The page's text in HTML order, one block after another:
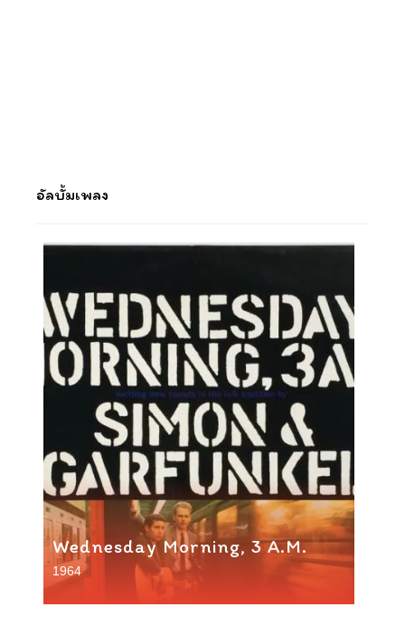
อัลบั้มเพลง
Wednesday Morning, 3 A.M.
1964